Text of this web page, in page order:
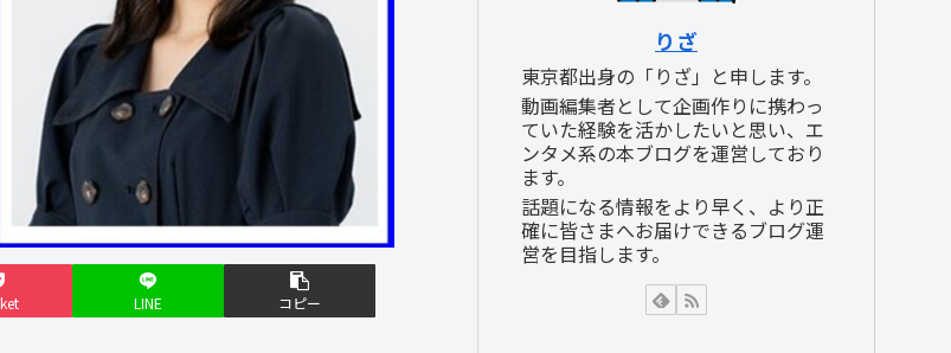
LINE コピー
りざ
東京都出身の「りざ」と申します。
動画編集者として企画作りに携わっ
ていた経験を活かしたいと思い、エ
ンタメ系の本ブログを運営しており
ます。
話題になる情報をより早く、より正
確に皆さまへお届けできるブログ運
営を目指します。